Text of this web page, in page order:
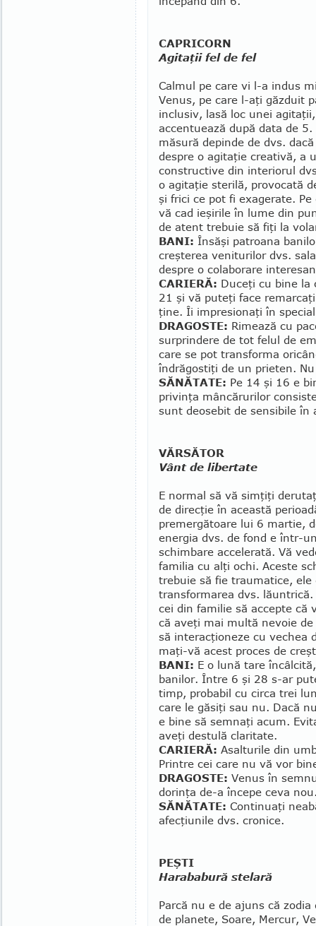
CAPRICORN
Agitaţii fel de fel
Calmul pe care vi l-a indus
Ve­nus, pe care l-aţi găzduit
inclusiv, lasă loc unei
accentuează după data de
măsură depinde de dvs.
despre o agitaţie creativă, a
cons­tru­ctive din interiorul
o agitaţie ste­rilă, provocată
şi frici ce pot fi exa­gerate. Pe
vă cad ieşirile în lume din
de atent tre­buie să fiţi la
BANI: Însăşi patroana
creşterea veniturilor dvs.
despre o colaborare
CARIERĂ: Duceţi cu bine la
21 şi vă puteţi face
ţine. Îi impresionaţi în
DRAGOSTE: Rimează cu
surprindere de tot felul de
care se pot transforma
îndrăgostiţi de un prieten.
SĂNĂTATE: Pe 14 şi 16 e
privinţa mân­că­rurilor
sunt deosebit de sensibile în
VĂRSĂTOR
Vânt de libertate
E normal să vă simţiţi
de direcţie în această
premergătoare lui 6 martie,
energia dvs. de fond e într-
schimbare accelerată. Vă
familia cu alţi ochi. Aceste
tre­buie să fie tra­u­­matice, ele
transformarea dvs. lăuntrică.
cei din familie să ac­cep­te că
că aveţi mai multă nevoie
să in­terac­ţio­neze cu vechea
maţi-vă acest proces de
BANI: E o lună tare
banilor. Între 6 şi 28 s-ar
timp, probabil cu circa trei
care le găsiţi sau nu. Dacă
e bine să semnaţi acum.
aveţi destulă claritate.
CARIERĂ: Asalturile din
Printre cei care nu vă vor
DRAGOSTE: Venus în
dorinţa de-a începe ceva
SĂNĂTATE: Continuaţi
afecţiunile dvs. cro­nice.
PEŞTI
Harababură stelară
Parcă nu e de ajuns că zo­dia
de pla­ne­te, Soare, Mercur,